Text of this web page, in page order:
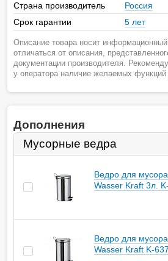
Страна производитель
Россия
Срок гарантии
5 лет
Описание товара носит
отличаться от описания,
документации производителя.
у оператора наличие желаемых функций
Дополнения
Мусорные ведра
Ведро для мусора
Wasser Kraft 3л.
Ведро для мусора
Wasser Kraft K-